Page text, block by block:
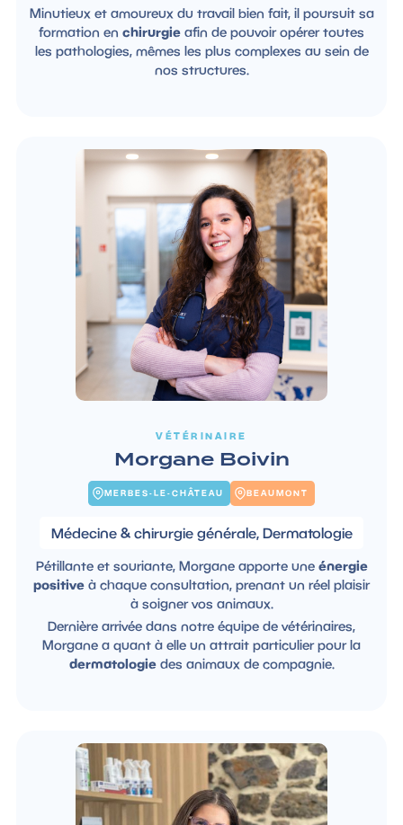
Minutieux et amoureux du travail bien fait, il poursuit sa
formation en chirurgie afin de pouvoir opérer toutes
les pathologies, mêmes les plus complexes au sein de
nos structures.
VÉTÉRINAIRE
Morgane Boivin
MERBES-LE-CHÂTEAU BEAUMONT
Médecine & chirurgie générale, Dermatologie
Pétillante et souriante, Morgane apporte une énergie
positive à chaque consultation, prenant un réel plaisir
à soigner vos animaux.
Dernière arrivée dans notre équipe de vétérinaires,
Morgane a quant à elle un attrait particulier pour la
dermatologiedes animaux de compagnie.